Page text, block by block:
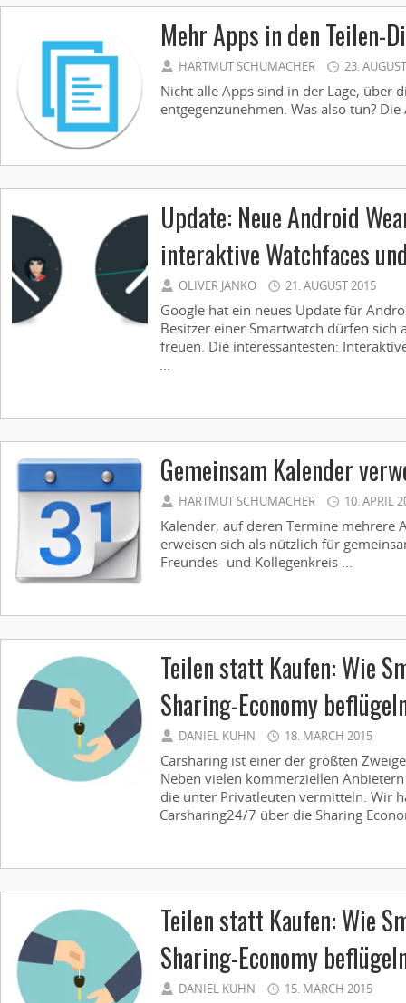
Mehr Apps in den Teilen-
HARTMUT SCHUMACHER 23.
Nicht alle Apps sind in der Lage, über
entgegenzunehmen. Was also tun?
Update: Neue Android
interaktive Watchfaces
OLIVER JANKO 21. AUGUST 2015
Google hat ein neues Update für
Besitzer einer Smartwatch dürfen sich
freuen. Die interessantesten:
...
Gemeinsam Kalender
HARTMUT SCHUMACHER 10. APRIL
Kalender, auf deren Termine mehrere
erweisen sich als nützlich für
Freundes- und Kollegenkreis ...
Teilen statt Kaufen: Wie
Sharing-Economy
DANIEL KUHN 18. MARCH 2015
Carsharing ist einer der größten
Neben vielen kommerziellen
die unter Privatleuten vermitteln. Wir
Carsharing24/7 über die Sharing
Teilen statt Kaufen: Wie
Sharing-Economy
DANIEL KUHN 15. MARCH 2015